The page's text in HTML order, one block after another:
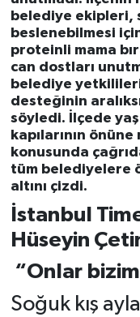
belediye ekipleri,
beslenebilmesi
proteinli mama
can dostları
belediye
desteğinin
söyledi. İlçede
kapılarının
konusunda
tüm belediyelere
altını çizdi.
İstanbul
Hüseyin
“Onlar
Soğuk kış